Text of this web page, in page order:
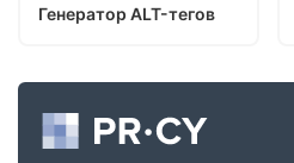
Генератор ALT-тегов